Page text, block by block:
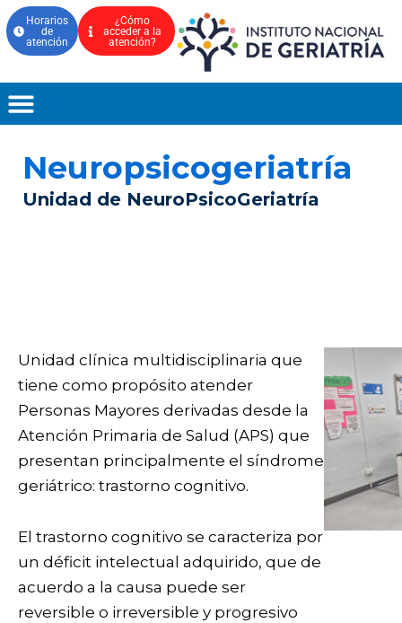
al
contenido
Horarios
de
atención
¿Cómo
acceder a la
atención?
Neuropsicogeriatría
Unidad de NeuroPsicoGeriatría
Unidad clínica multidisciplinaria que
tiene como propósito atender
Personas Mayores derivadas desde la
Atención Primaria de Salud (APS) que
presentan principalmente el síndrome
geriátrico: trastorno cognitivo.
El trastorno cognitivo se caracteriza por
un déficit intelectual adquirido, que de
acuerdo a la causa puede ser
reversible o irreversible y progresivo